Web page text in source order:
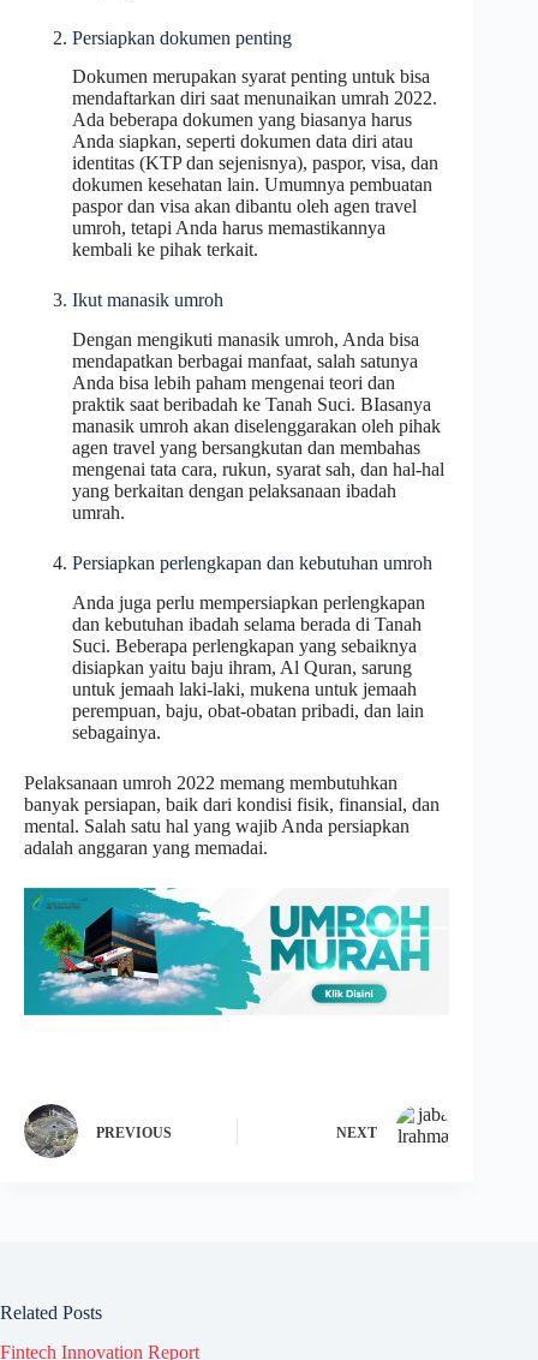
Persiapkan dokumen penting
Dokumen merupakan syarat penting untuk bisa
mendaftarkan diri saat menunaikan umrah 2022.
Ada beberapa dokumen yang biasanya harus
Anda siapkan, seperti dokumen data diri atau
identitas (KTP dan sejenisnya), paspor, visa, dan
dokumen kesehatan lain. Umumnya pembuatan
paspor dan visa akan dibantu oleh agen travel
umroh, tetapi Anda harus memastikannya
kembali ke pihak terkait.
Ikut manasik umroh
Dengan mengikuti manasik umroh, Anda bisa
mendapatkan berbagai manfaat, salah satunya
Anda bisa lebih paham mengenai teori dan
praktik saat beribadah ke Tanah Suci. BIasanya
manasik umroh akan diselenggarakan oleh pihak
agen travel yang bersangkutan dan membahas
mengenai tata cara, rukun, syarat sah, dan hal-hal
yang berkaitan dengan pelaksanaan ibadah
umrah.
Persiapkan perlengkapan dan kebutuhan umroh
Anda juga perlu mempersiapkan perlengkapan
dan kebutuhan ibadah selama berada di Tanah
Suci. Beberapa perlengkapan yang sebaiknya
disiapkan yaitu baju ihram, Al Quran, sarung
untuk jemaah laki-laki, mukena untuk jemaah
perempuan, baju, obat-obatan pribadi, dan lain
sebagainya.
Pelaksanaan umroh 2022 memang membutuhkan
banyak persiapan, baik dari kondisi fisik, finansial, dan
mental. Salah satu hal yang wajib Anda persiapkan
adalah anggaran yang memadai.
PREVIOUS NEXT
Related Posts
Fintech Innovation Report